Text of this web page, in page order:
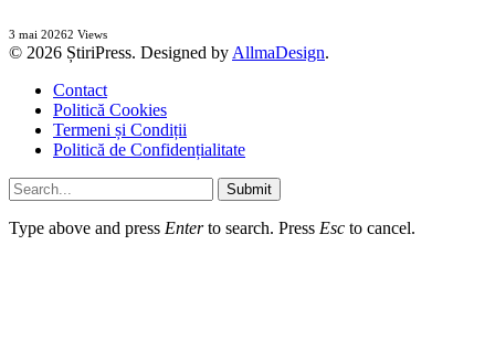
3 mai 20262 Views
© 2026 ȘtiriPress. Designed by AllmaDesign.
Contact
Politică Cookies
Termeni și Condiții
Politică de Confidențialitate
Submit
Type above and press Enterto search. Press Esc to cancel.